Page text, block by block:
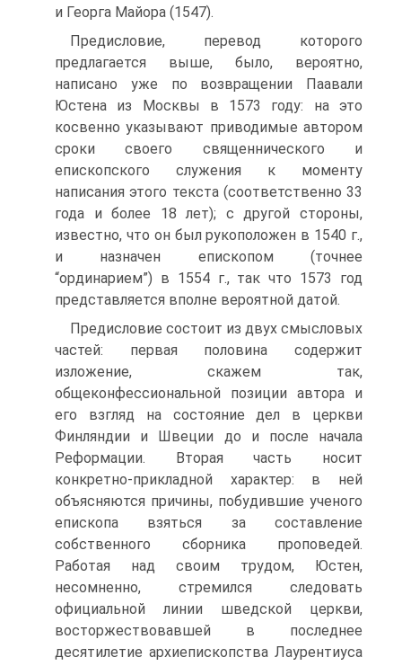
и Георга Майора (1547).
Предисловие, перевод которого
предлагается выше, было, вероятно,
написано уже по возвращении Паавали
Юстена из Москвы в 1573 году: на это
косвенно указывают приводимые автором
сроки своего священнического и
епископского служения к моменту
написания этого текста (соответственно 33
года и более 18 лет); с другой стороны,
известно, что он был рукоположен в 1540 г.,
и назначен епископом (точнее
“ординарием”) в 1554 г., так что 1573 год
представляется вполне вероятной датой.
Предисловие состоит из двух смысловых
частей: первая половина содержит
изложение, скажем так,
общеконфессиональной позиции автора и
его взгляд на состояние дел в церкви
Финляндии и Швеции до и после начала
Реформации. Вторая часть носит
конкретно-прикладной характер: в ней
объясняются причины, побудившие ученого
епископа взяться за составление
собственного сборника проповедей.
Работая над своим трудом, Юстен,
несомненно, стремился следовать
официальной линии шведской церкви,
восторжествовавшей в последнее
десятилетие архиепископства Лаурентиуса